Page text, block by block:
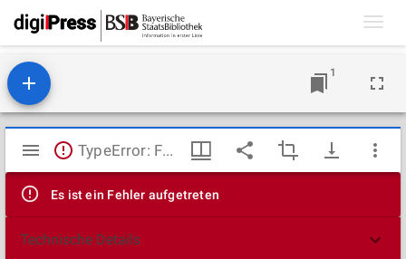
1
Mirador
Viewer
TypeError: Failed to fetch
Es ist ein Fehler aufgetreten
Technische Details